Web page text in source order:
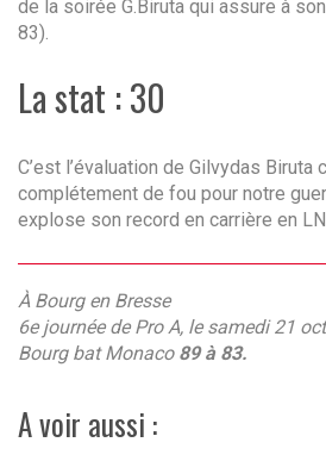
de la soirée G.Biruta qui assure à
83).
La stat : 30
C’est l’évaluation de Gilvydas Biruta
complétement de fou pour notre
explose son record en carrière en
À Bourg en Bresse
6e journée de Pro A, le samedi 21
Bourg bat Monaco 89 à 83.
A voir aussi :